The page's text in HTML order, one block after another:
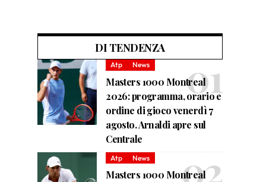
DI TENDENZA
Atp News
Masters 1000 Montreal
2026: programma, orario e
ordine di gioco venerdì 7
agosto. Arnaldi apre sul
Centrale
Atp News
Masters 1000 Montreal